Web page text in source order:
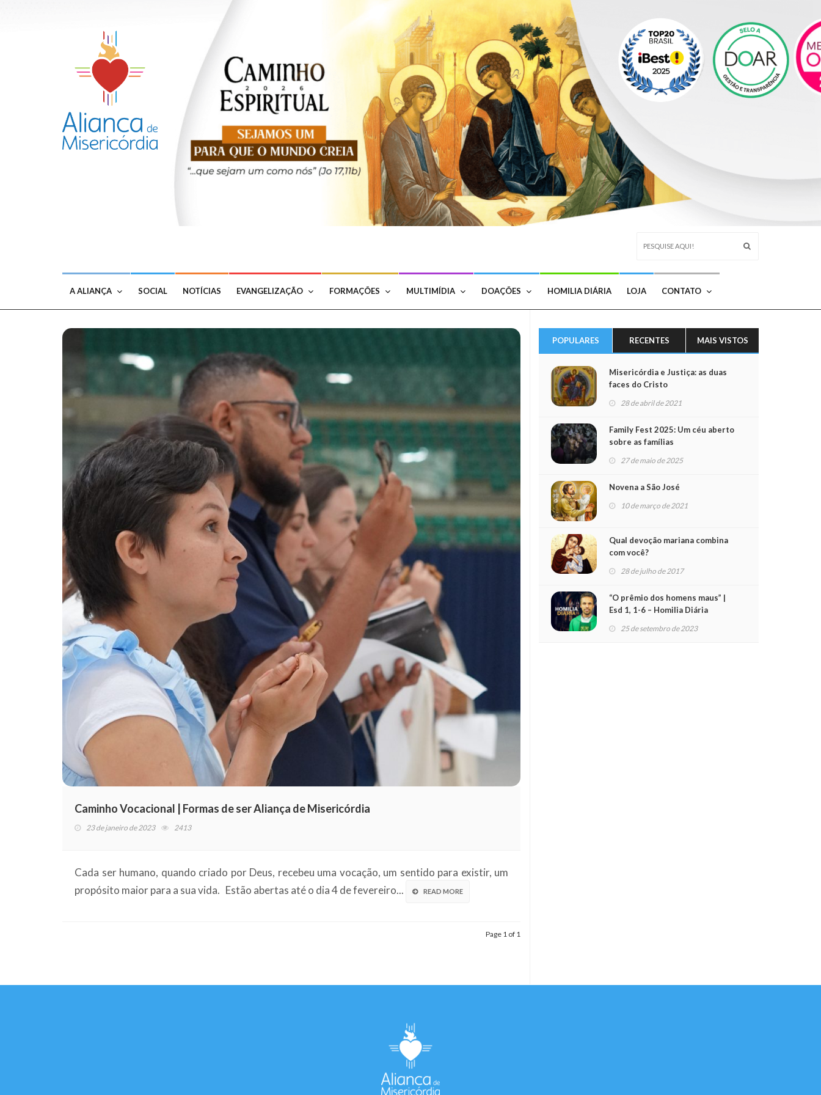
A ALIANÇA SOCIAL NOTÍCIAS EVANGELIZAÇÃO FORMAÇÕES MULTIMÍDIA DOAÇÕES HOMILIA DIÁRIA LOJA CONTATO
Caminho Vocacional | Formas de ser Aliança de Misericórdia
23 de janeiro de 2023 2413
Cada ser humano, quando criado por Deus, recebeu uma vocação, um sentido para existir, um
propósito maior para a sua vida. Estão abertas até o dia 4 de fevereiro...
READ MORE
Page 1 of 1
POPULARES RECENTES MAIS VISTOS
Misericórdia e Justiça: as duas
faces do Cristo
28 de abril de 2021
Family Fest 2025: Um céu aberto
sobre as famílias
27 de maio de 2025
Novena a São José
10 de março de 2021
Qual devoção mariana combina
com você?
28 de julho de 2017
“O prêmio dos homens maus” |
Esd 1, 1-6 – Homilia Diária
25 de setembro de 2023